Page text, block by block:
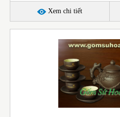
Xem chi tiết